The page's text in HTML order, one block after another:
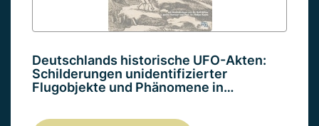
Deutschlands historische UFO-Akten:
Schilderungen unidentifizierter
Flugobjekte und Phänomene in…